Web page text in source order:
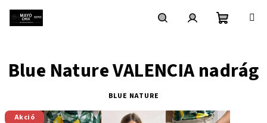
Blue Nature VALENCIA nadrág
BLUE NATURE
Akció